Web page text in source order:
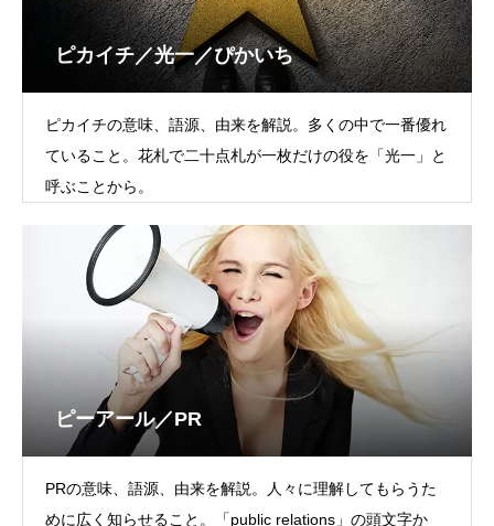
ピカイチ／光一／ぴかいち
ピカイチの意味、語源、由来を解説。多くの中で一番優れ
ていること。花札で二十点札が一枚だけの役を「光一」と
呼ぶことから。
ピーアール／PR
PRの意味、語源、由来を解説。人々に理解してもらうた
めに広く知らせること。「public relations」の頭文字か